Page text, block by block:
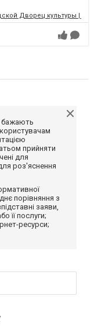
Дворец культуры |
бажають
прийняти
для
роз'яснення
порівняння з
заяви,
її послуги;
ресурси;